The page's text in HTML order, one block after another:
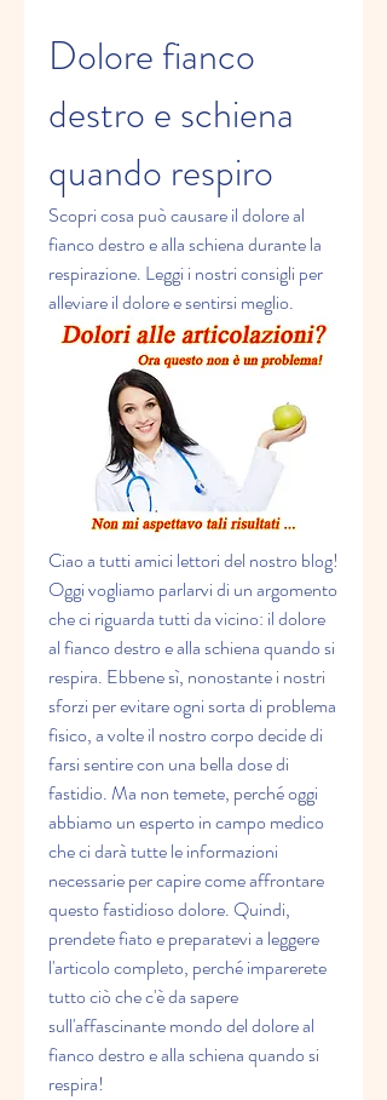
Dolore fianco
destro e schiena
quando respiro
Scopri cosa può causare il dolore al
fianco destro e alla schiena durante la
respirazione. Leggi i nostri consigli per
alleviare il dolore e sentirsi meglio.
Ciao a tutti amici lettori del nostro blog!
Oggi vogliamo parlarvi di un argomento
che ci riguarda tutti da vicino: il dolore
al fianco destro e alla schiena quando si
respira. Ebbene sì, nonostante i nostri
sforzi per evitare ogni sorta di problema
fisico, a volte il nostro corpo decide di
farsi sentire con una bella dose di
fastidio. Ma non temete, perché oggi
abbiamo un esperto in campo medico
che ci darà tutte le informazioni
necessarie per capire come affrontare
questo fastidioso dolore. Quindi,
prendete fiato e preparatevi a leggere
l'articolo completo, perché imparerete
tutto ciò che c'è da sapere
sull'affascinante mondo del dolore al
fianco destro e alla schiena quando si
respira!